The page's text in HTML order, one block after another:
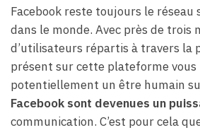
Facebook reste toujours le réseau
dans le monde. Avec près de trois
d’utilisateurs répartis à travers la
présent sur cette plateforme
potentiellement un être humain
Facebook sont devenues un
communication. C’est pour cela